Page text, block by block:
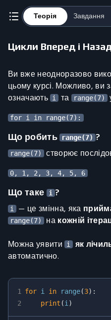
Теорія Завдання
Цикли Вперед і
Ви вже неодноразово
цьому курсі. Можливо,
означають i та range(7)
Що робить range(7) ?
range(7) створює
Що таке i ?
i — це змінна, яка
range(7) накожній
Можна уявити i як
автоматично.
1
2
for i in range(3) :
print (i )